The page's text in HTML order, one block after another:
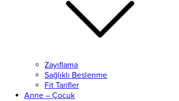
Zayıflama
Sağlıklı Beslenme
Fit Tarifler
Anne – Çocuk